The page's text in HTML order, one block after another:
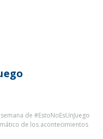
de #EstoNoEsUnJuego
de los acontecimientos